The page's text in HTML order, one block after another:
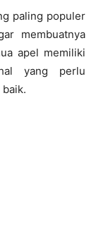
paling populer
membuatnya
apel memiliki
yang perlu